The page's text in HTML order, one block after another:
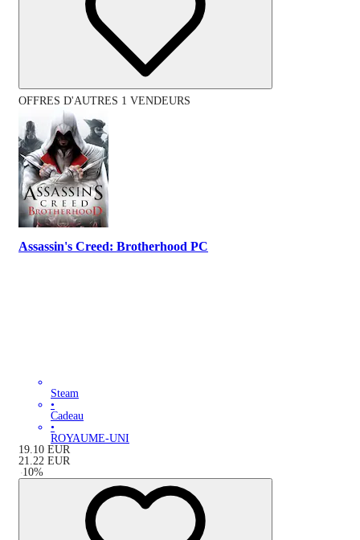
OFFRES D'AUTRES 1 VENDEURS
Assassin's Creed: Brotherhood PC
Steam
•
Cadeau
•
ROYAUME-UNI
19.10 EUR
21.22 EUR
-10%